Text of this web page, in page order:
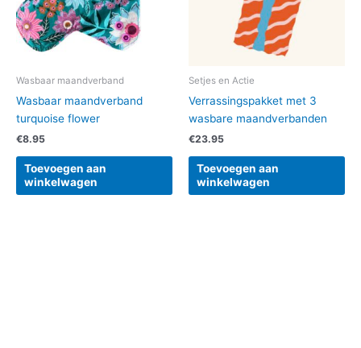
Wasbaar maandverband
Wasbaar maandverband
turquoise flower
€8.95
Toevoegen aan
winkelwagen
Setjes en Actie
Verrassingspakket met 3
wasbare maandverbanden
€23.95
Toevoegen aan
winkelwagen